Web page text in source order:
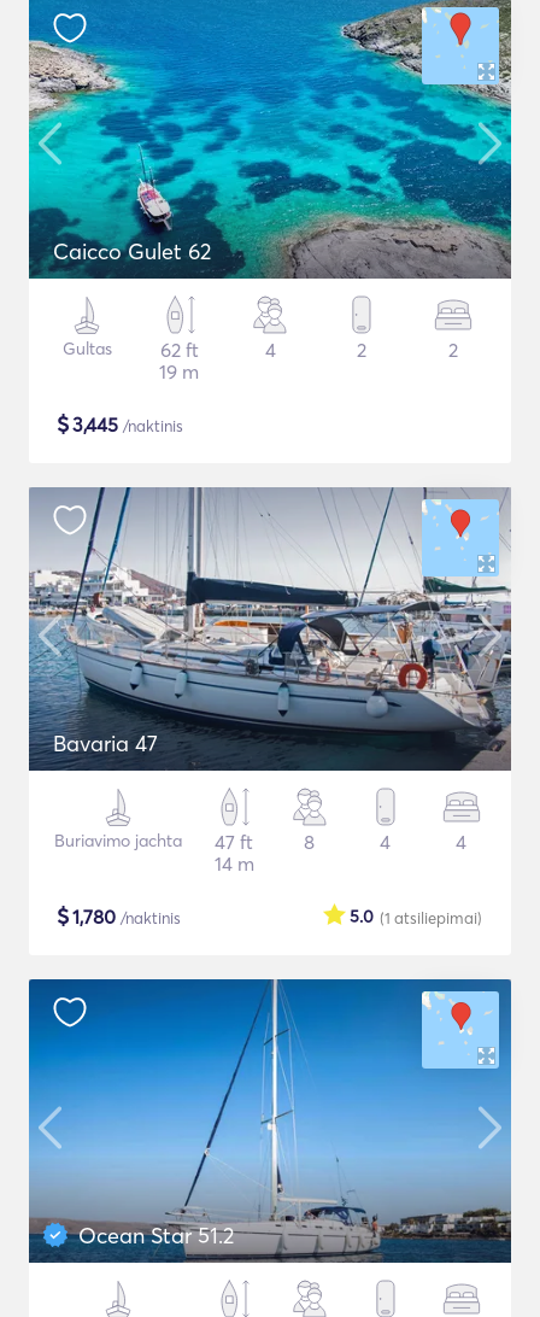
Caicco Gulet 62
Gultas
62 ft
19 m
4 2 2
$3,445 /naktinis
Bavaria 47
Buriavimo jachta
47 ft
14 m
8 4 4
$1,780 /naktinis (1 atsiliepimai)
5.0
Ocean Star 51.2